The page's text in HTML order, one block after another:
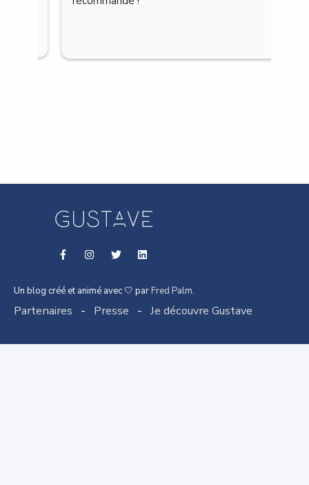
Un blog créé et animé avec 🤍 par Fred Palm.
Partenaires - Presse - Je découvre Gustave